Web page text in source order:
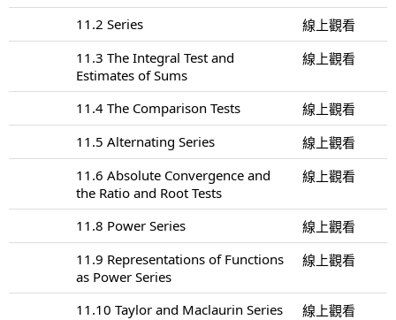
11.2 Series
線上觀看
11.3 The Integral Test and
Estimates of Sums
線上觀看
11.4 The Comparison Tests
線上觀看
11.5 Alternating Series
線上觀看
11.6 Absolute Convergence and
the Ratio and Root Tests
線上觀看
11.8 Power Series
線上觀看
11.9 Representations of Functions
as Power Series
線上觀看
11.10 Taylor and Maclaurin Series
線上觀看